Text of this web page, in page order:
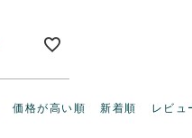
価格が高い順 新着順 レビュ